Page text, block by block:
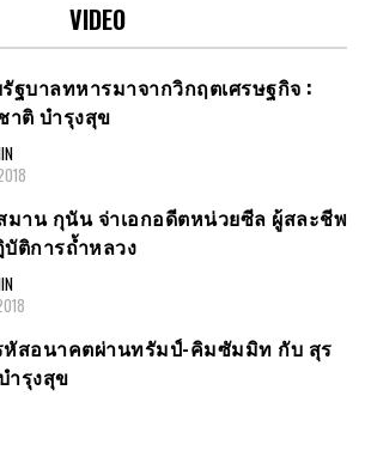
VIDEO
ฐบาลทหารมาจากวิกฤตเศรษฐกิจ :
าติ บำรุงสุข
มาน กุนัน จ่าเอกอดีตหน่วยซีล ผู้สละชีพ
ติการถ้ำหลวง
หัสอนาคตผ่านทรัมป์-คิมซัมมิท กับ สุร
ำรุงสุข